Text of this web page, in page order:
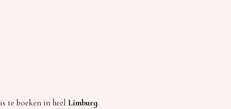
is te boeken in heel Limburg.